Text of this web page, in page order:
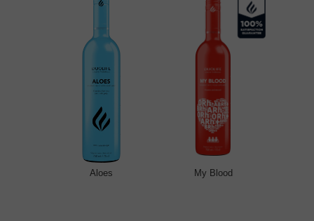
Aloes My Blood